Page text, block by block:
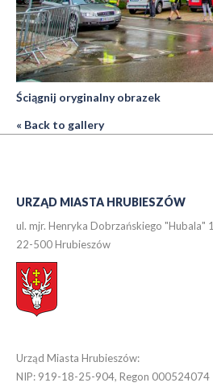
Ściągnij oryginalny obrazek
« Back to gallery
URZĄD MIASTA HRUBIESZÓW
ul. mjr. Henryka Dobrzańskiego "Hubala" 1
22-500 Hrubieszów
Urząd Miasta Hrubieszów:
NIP: 919-18-25-904, Regon 000524074